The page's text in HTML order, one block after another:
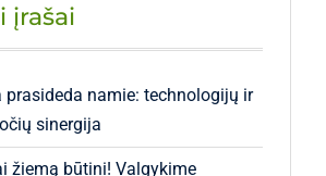
įrašai
prasideda namie: technologijų ir
sinergija
žiemą būtini! Valgykime